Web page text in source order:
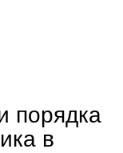
порядка
в